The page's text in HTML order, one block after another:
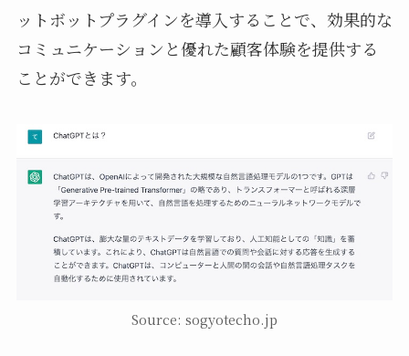
ットボットプラグインを導入することで、効果的な
コミュニケーションと優れた顧客体験を提供する
ことができます。
Source: sogyotecho.jp